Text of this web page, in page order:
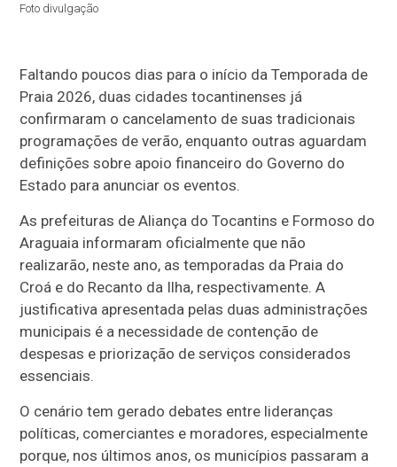
Foto divulgação
Faltando poucos dias para o início da Temporada de
Praia 2026, duas cidades tocantinenses já
confirmaram o cancelamento de suas tradicionais
programações de verão, enquanto outras aguardam
definições sobre apoio financeiro do Governo do
Estado para anunciar os eventos.
As prefeituras de Aliança do Tocantins e Formoso do
Araguaia informaram oficialmente que não
realizarão, neste ano, as temporadas da Praia do
Croá e do Recanto da Ilha, respectivamente. A
justificativa apresentada pelas duas administrações
municipais é a necessidade de contenção de
despesas e priorização de serviços considerados
essenciais.
O cenário tem gerado debates entre lideranças
políticas, comerciantes e moradores, especialmente
porque, nos últimos anos, os municípios passaram a